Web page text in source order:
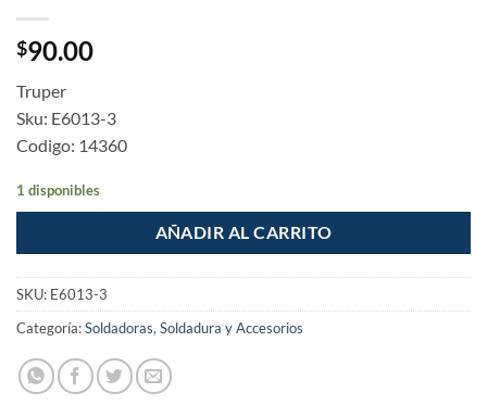
$90.00
Truper
Sku: E6013-3
Codigo: 14360
1 disponibles
AÑADIR AL CARRITO
SKU: E6013-3
Categoría:Soldadoras, Soldadura y Accesorios